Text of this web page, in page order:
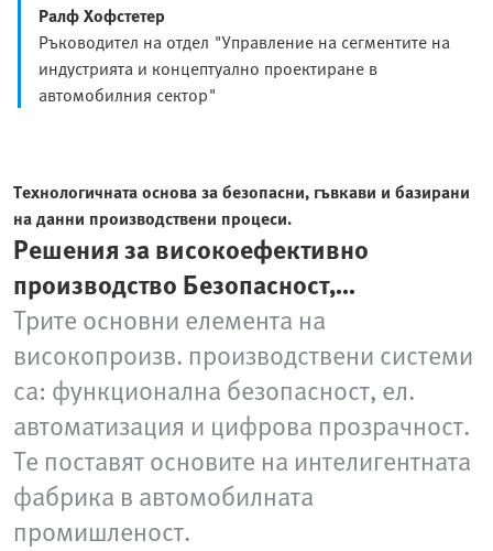
Ралф Хофстетер
Ръководител на отдел "Управление на сегментите на
индустрията и концептуално проектиране в
автомобилния сектор"
Технологичната основа за безопасни, гъвкави и базирани
на данни производствени процеси.
Решения за високоефективно
производство Безопасност,
автоматизация, прозрачност
Трите основни елемента на
високопроизв. производствени системи
са: функционална безопасност, ел.
автоматизация и цифрова прозрачност.
Те поставят основите на интелигентната
фабрика в автомобилната
промишленост.